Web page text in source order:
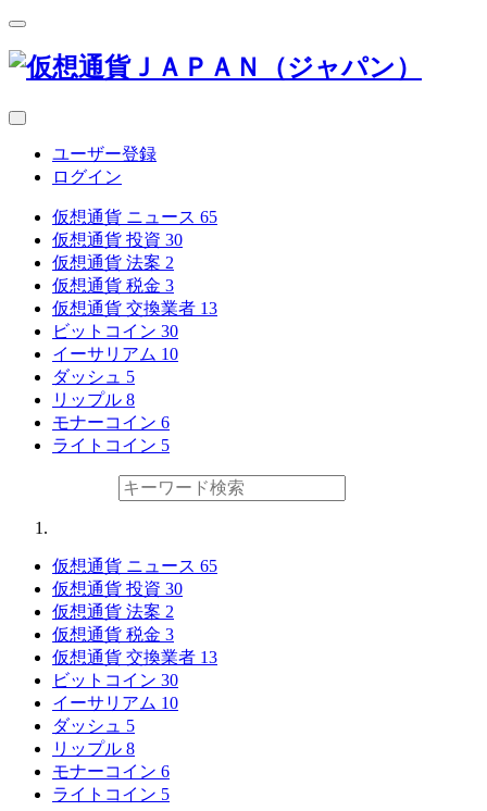
ユーザー登録
ログイン
仮想通貨 ニュース 65
仮想通貨 投資 30
仮想通貨 法案 2
仮想通貨 税金 3
仮想通貨 交換業者 13
ビットコイン 30
イーサリアム 10
ダッシュ 5
リップル 8
モナーコイン 6
ライトコイン 5
仮想通貨 ニュース 65
仮想通貨 投資 30
仮想通貨 法案 2
仮想通貨 税金 3
仮想通貨 交換業者 13
ビットコイン 30
イーサリアム 10
ダッシュ 5
リップル 8
モナーコイン 6
ライトコイン 5